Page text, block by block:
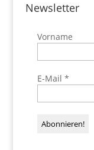
Newsletter
Vorname
E-Mail *